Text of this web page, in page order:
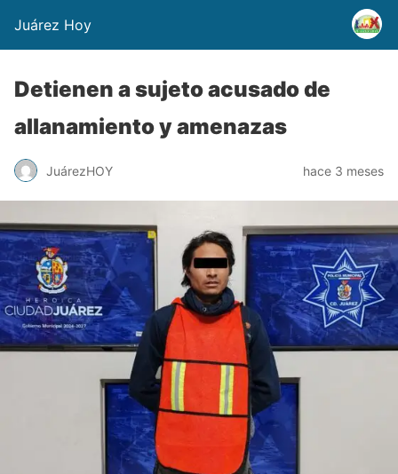
Juárez Hoy
Detienen a sujeto acusado de
allanamiento y amenazas
JuárezHOY hace 3 meses